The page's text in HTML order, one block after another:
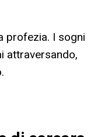
profezia. I sogni
attraversando,